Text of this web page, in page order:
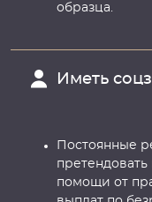
образца.
Иметь
Постоянные
помощи от